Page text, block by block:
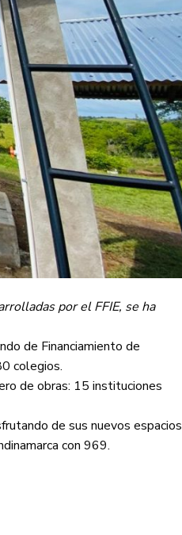
por el FFIE, se ha
de Financiamiento de
colegios.
de obras: 15 instituciones
de sus nuevos espacios
con 969.